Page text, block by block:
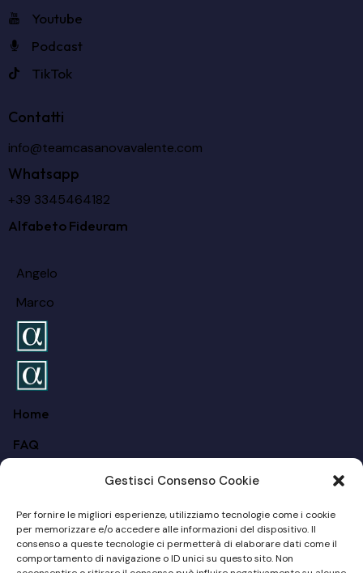
Gestisci Consenso Cookie
Per fornire le migliori esperienze, utilizziamo tecnologie come i cookie
per memorizzare e/o accedere alle informazioni del dispositivo. Il
consenso a queste tecnologie ci permetterà di elaborare dati come il
comportamento di navigazione o ID unici su questo sito. Non
Youtube
Podcast
TikTok
Contatti
info@teamcasanovavalente.com
Whatsapp
+39 3345464182
Alfabeto Fideuram
Angelo
Marco
Home
FAQ
Per Le Aziende
Blog